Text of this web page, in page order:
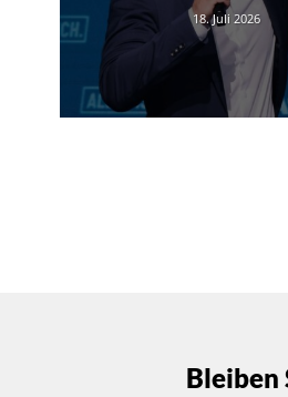
18. Juli 2026